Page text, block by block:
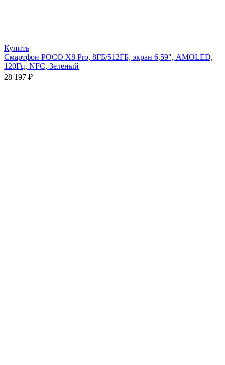
Купить
Смартфон POCO X8 Pro, 8ГБ/512ГБ, экран 6,59″, AMOLED,
120Гц, NFC, Зеленый
28 197 ₽